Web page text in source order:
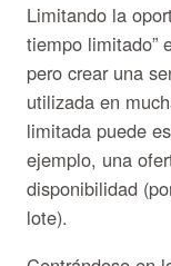
Limitando la
tiempo limitado”
pero crear una
utilizada en
limitada puede
ejemplo, una
disponibilidad
lote).